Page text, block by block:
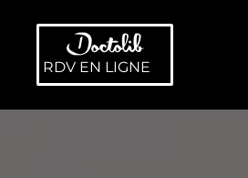
RDV EN LIGNE